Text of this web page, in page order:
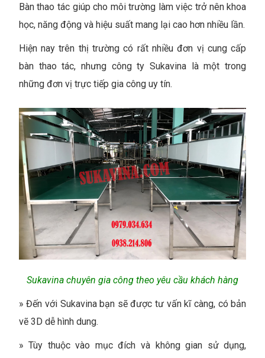
Bàn thao tác giúp cho môi trường làm việc trở nên khoa
học, năng động và hiệu suất mang lại cao hơn nhiều lần.
Hiện nay trên thị trường có rất nhiều đơn vị cung cấp
bàn thao tác, nhưng công ty Sukavina là một trong
những đơn vị trực tiếp gia công uy tín.
Sukavina chuyên gia công theo yêu cầu khách hàng
»Đến với Sukavina bạn sẽ được tư vấn kĩ càng, có bản
vẽ 3D dễ hình dung.
»Tùy thuộc vào mục đích và không gian sử dụng,